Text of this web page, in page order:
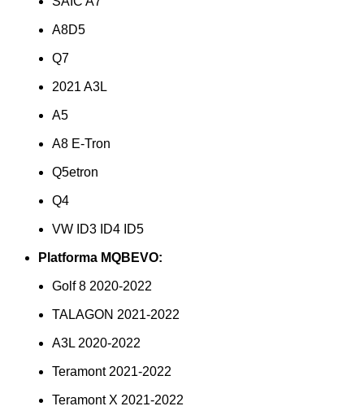
A8D5
Q7
2021 A3L
A5
A8 E-Tron
Q5etron
Q4
VW ID3 ID4 ID5
Platforma MQBEVO:
Golf 8 2020-2022
TALAGON 2021-2022
A3L 2020-2022
Teramont 2021-2022
Teramont X 2021-2022